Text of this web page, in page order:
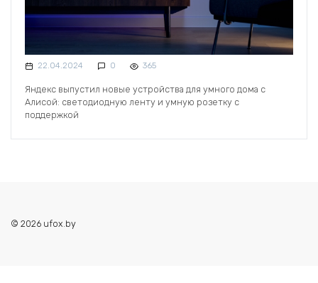
22.04.2024 0 365
Яндекс выпустил новые устройства для умного дома с
Алисой: светодиодную ленту и умную розетку с
поддержкой
© 2026 ufox.by